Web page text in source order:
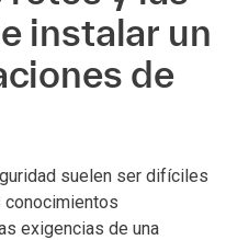
instalar un
de
suelen ser difíciles
conocimientos
exigencias de una